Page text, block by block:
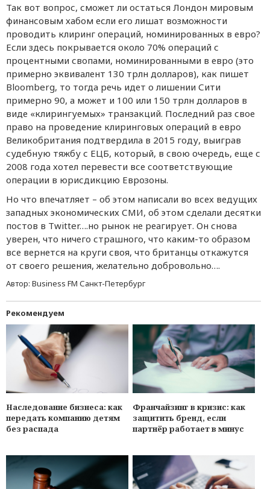
Так вот вопрос, сможет ли остаться Лондон мировым
финансовым хабом если его лишат возможности
проводить клиринг операций, номинированных в евро?
Если здесь покрывается около 70% операций с
процентными свопами, номинированными в евро (это
примерно эквивалент 130 трлн долларов), как пишет
Bloomberg, то тогда речь идет о лишении Сити
примерно 90, а может и 100 или 150 трлн долларов в
виде «клирингуемых» транзакций. Последний раз свое
право на проведение клиринговых операций в евро
Великобритания подтвердила в 2015 году, выиграв
судебную тяжбу с ЕЦБ, который, в свою очередь, еще с
2008 года хотел перевести все соответствующие
операции в юрисдикцию Еврозоны.
Но что впечатляет – об этом написали во всех ведущих
западных экономических СМИ, об этом сделали десятки
постов в Twitter….но рынок не реагирует. Он снова
уверен, что ничего страшного, что каким-то образом
все вернется на круги своя, что британцы откажутся
от своего решения, желательно добровольно….
Автор: Business FM Санкт-Петербург
Рекомендуем
Наследование бизнеса: как
передать компанию детям
без распада
Франчайзинг в кризис: как
защитить бренд, если
партнёр работает в минуc